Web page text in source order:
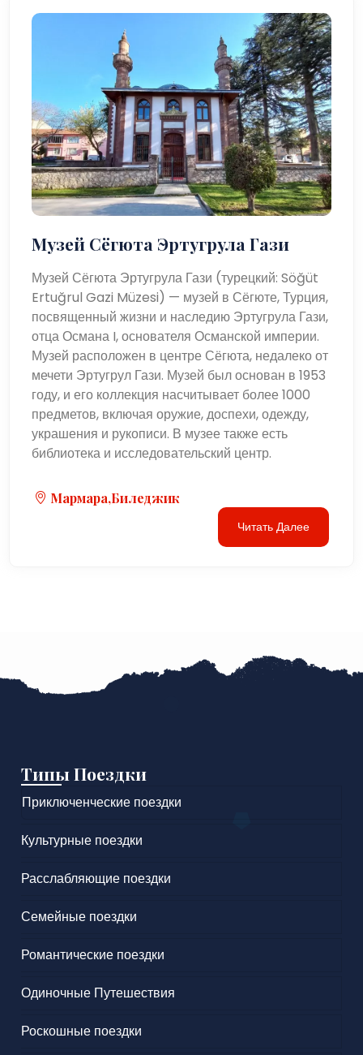
Музей Сёгюта Эртугрула Гази
Музей Сёгюта Эртугрула Гази (турецкий: Söğüt
Ertuğrul Gazi Müzesi) — музей в Сёгюте, Турция,
посвященный жизни и наследию Эртугрула Гази,
отца Османа I, основателя Османской империи.
Музей расположен в центре Сёгюта, недалеко от
мечети Эртугрул Гази. Музей был основан в 1953
году, и его коллекция насчитывает более 1000
предметов, включая оружие, доспехи, одежду,
украшения и рукописи. В музее также есть
библиотека и исследовательский центр.
Мармара,Биледжик
Читать Далее
Типы Поездки
Приключенческие поездки
Культурные поездки
Расслабляющие поездки
Семейные поездки
Романтические поездки
Одиночные Путешествия
Роскошные поездки